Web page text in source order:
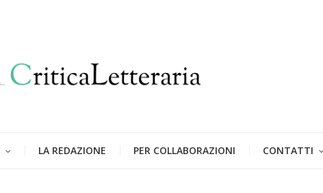
LA REDAZIONE PER COLLABORAZIONI CONTATTI